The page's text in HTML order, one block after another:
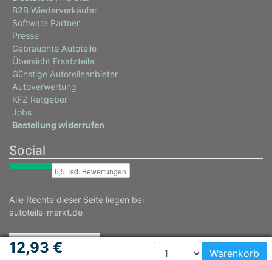
12,93 € Warenkorb
B2B Wiederverkäufer
Software Partner
Presse
Gebrauchte Autoteile
Übersicht Ersatzteile
Günstige Autoteileanbieter
Autoverwertung
KFZ Ratgeber
Jobs
Bestellung widerrufen
Social
Alle Rechte dieser Seite liegen bei
autoteile-markt.de